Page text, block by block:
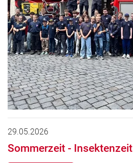
29.05.2026
Sommerzeit - Insektenzeit